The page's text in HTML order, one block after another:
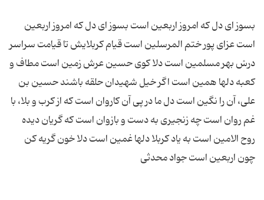
بسوز ای دل که امروز اربعین است بسوز ای دل که امروز اربعین
است عزای پور ختم المرسلین است قیام کربلایش تا قیامت سراسر
درسْ بهر مسلمین است دلا کوی حسین عرش زمین است مطاف و
کعبه دل‏ها همین است اگر خیل شهیدان حلقه باشند حسین بن
علی، آن را نگین است دل ما در پی آن کاروان است که از کرب و بلا، با
غم روان است چه زنجیری به دست و بازوان است که گریان دیده
روح الامین است به یاد کربلا دل‏ها غمین است دلا خون گریه کن
چون اربعین است جواد محدثی